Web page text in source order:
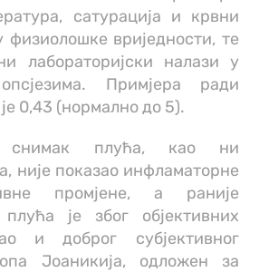
сатурација и крвни
физиолошке вриједности, те
лабораторијски налази у
Примјера ради
0,43 (нормално до 5).
снимак плућа, као ни
није показао инфламаторне
промјене, а раније
је због објективних
и доброг субјективног
Јоаникија, одложен за